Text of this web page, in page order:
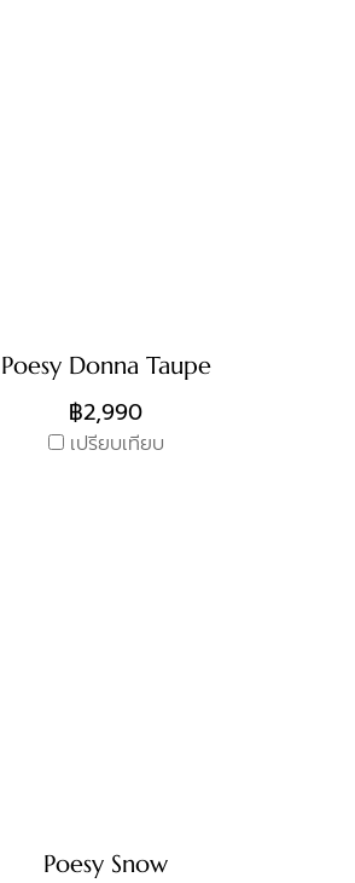
Poesy Donna Taupe
฿2,990
เปรียบเทียบ
Poesy Snow